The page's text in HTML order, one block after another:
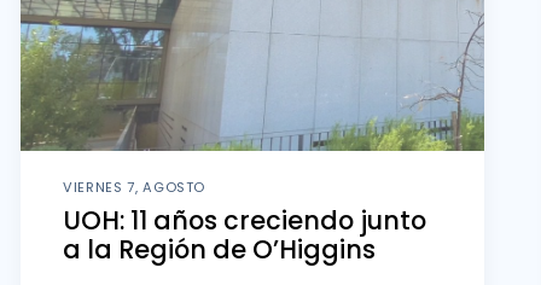
VIERNES 7, AGOSTO
UOH: 11 años creciendo junto
a la Región de O’Higgins